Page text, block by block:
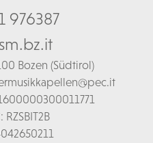
976387
Bozen (Südtirol)
RZSBIT2B